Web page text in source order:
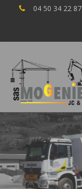
04 50 34 22 87